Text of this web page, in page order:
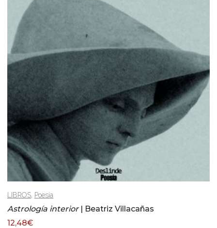
LIBROS, Poesía
Astrología interior| Beatriz Villacañas
12,48€